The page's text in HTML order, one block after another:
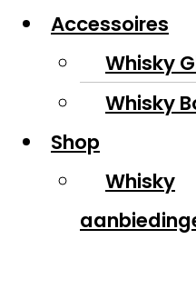
Accessoires
Whisky
Whisky
Shop
Whisky